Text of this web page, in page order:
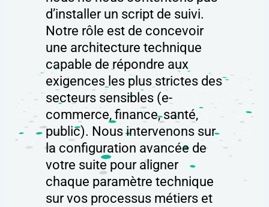
d’installer un script de suivi.
Notre rôle est de concevoir
une architecture technique
capable de répondre aux
exigences les plus strictes des
secteurs sensibles (e-
commerce, finance, santé,
public). Nous intervenons sur
la configuration avancée de
votre suite pour aligner
chaque paramètre technique
sur vos processus métiers et